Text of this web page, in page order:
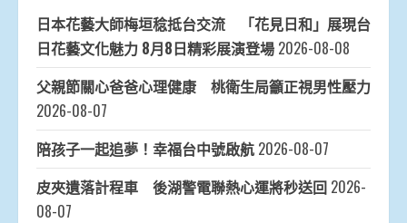
日本花藝大師梅垣稔抵台交流 「花見日和」展現台
日花藝文化魅力 8月8日精彩展演登場 2026-08-08
父親節關心爸爸心理健康 桃衛生局籲正視男性壓力
2026-08-07
陪孩子一起追夢！幸福台中號啟航 2026-08-07
皮夾遺落計程車 後湖警電聯熱心運將秒送回 2026-
08-07